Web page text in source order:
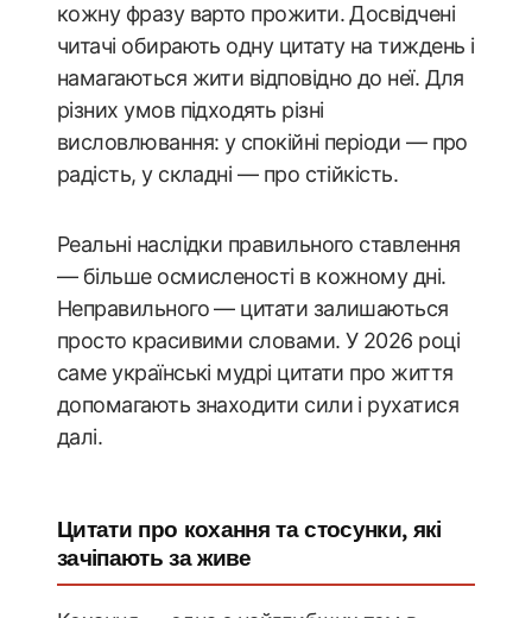
кожну фразу варто прожити. Досвідчені
читачі обирають одну цитату на тиждень і
намагаються жити відповідно до неї. Для
різних умов підходять різні
висловлювання: у спокійні періоди — про
радість, у складні — про стійкість.
Реальні наслідки правильного ставлення
— більше осмисленості в кожному дні.
Неправильного — цитати залишаються
просто красивими словами. У 2026 році
саме українські мудрі цитати про життя
допомагають знаходити сили і рухатися
далі.
Цитати про кохання та стосунки, які
зачіпають за живе